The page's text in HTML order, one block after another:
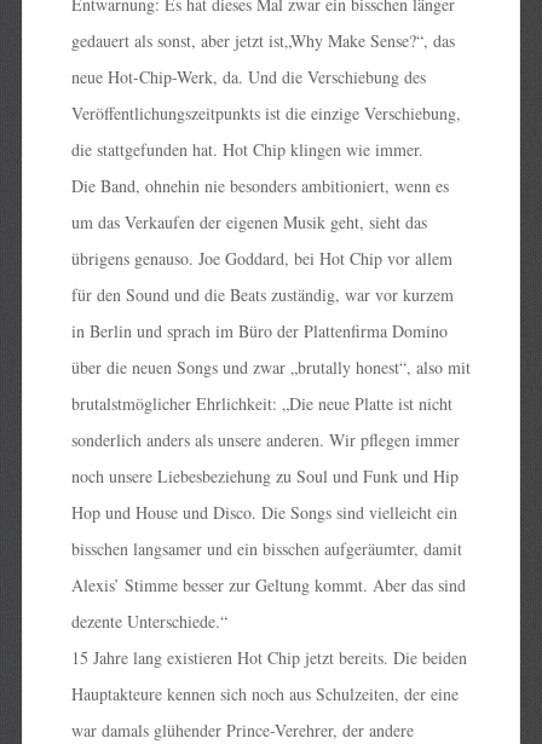
gedauert als sonst, aber jetzt ist„Why Make Sense?“, das
neue Hot-Chip-Werk, da. Und die Verschiebung des
Veröffentlichungszeitpunkts ist die einzige Verschiebung,
die stattgefunden hat. Hot Chip klingen wie immer.
Die Band, ohnehin nie besonders ambitioniert, wenn es
um das Verkaufen der eigenen Musik geht, sieht das
übrigens genauso. Joe Goddard, bei Hot Chip vor allem
für den Sound und die Beats zuständig, war vor kurzem
in Berlin und sprach im Büro der Plattenfirma Domino
über die neuen Songs und zwar „brutally honest“, also mit
brutalstmöglicher Ehrlichkeit: „Die neue Platte ist nicht
sonderlich anders als unsere anderen. Wir pflegen immer
noch unsere Liebesbeziehung zu Soul und Funk und Hip
Hop und House und Disco. Die Songs sind vielleicht ein
bisschen langsamer und ein bisschen aufgeräumter, damit
Alexis’ Stimme besser zur Geltung kommt. Aber das sind
dezente Unterschiede.“
15 Jahre lang existieren Hot Chip jetzt bereits. Die beiden
Hauptakteure kennen sich noch aus Schulzeiten, der eine
war damals glühender Prince-Verehrer, der andere